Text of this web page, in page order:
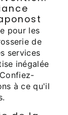
pour les
de
services
inégalée
à ce qu'il